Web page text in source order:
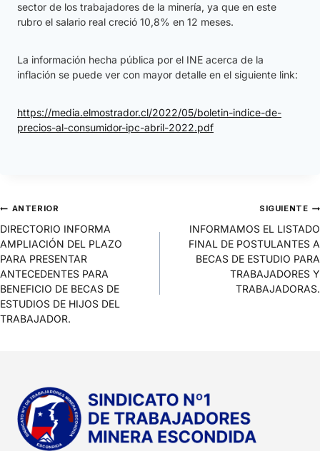
sector de los trabajadores de la minería, ya que en este
rubro el salario real creció 10,8% en 12 meses.
La información hecha pública por el INE acerca de la
inflación se puede ver con mayor detalle en el siguiente link:
https://media.elmostrador.cl/2022/05/boletin-indice-de-
precios-al-consumidor-ipc-abril-2022.pdf
ANTERIOR
DIRECTORIO INFORMA
AMPLIACIÓN DEL PLAZO
PARA PRESENTAR
ANTECEDENTES PARA
BENEFICIO DE BECAS DE
ESTUDIOS DE HIJOS DEL
TRABAJADOR.
SIGUIENTE
INFORMAMOS EL LISTADO
FINAL DE POSTULANTES A
BECAS DE ESTUDIO PARA
TRABAJADORES Y
TRABAJADORAS.